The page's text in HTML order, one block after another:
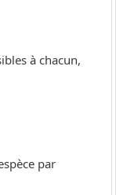
à chacun,
par